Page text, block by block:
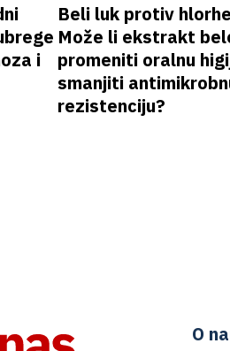
i
Beli luk protiv
Može li ekstrakt
promeniti oralnu
smanjiti
rezistenciju?
O